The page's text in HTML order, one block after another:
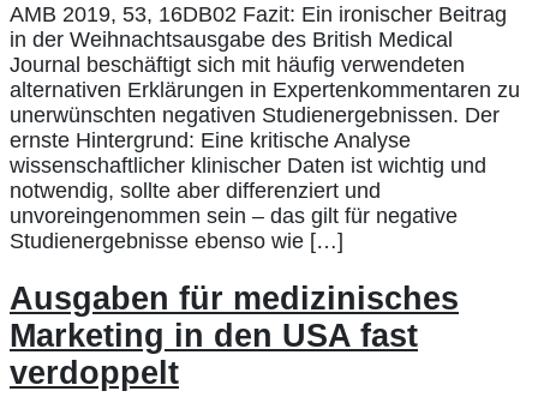
AMB 2019, 53, 16DB02 Fazit: Ein ironischer Beitrag
in der Weihnachtsausgabe des British Medical
Journal beschäftigt sich mit häufig verwendeten
alternativen Erklärungen in Expertenkommentaren zu
unerwünschten negativen Studienergebnissen. Der
ernste Hintergrund: Eine kritische Analyse
wissenschaftlicher klinischer Daten ist wichtig und
notwendig, sollte aber differenziert und
unvoreingenommen sein – das gilt für negative
Studienergebnisse ebenso wie […]
Ausgaben für medizinisches
Marketing in den USA fast
verdoppelt